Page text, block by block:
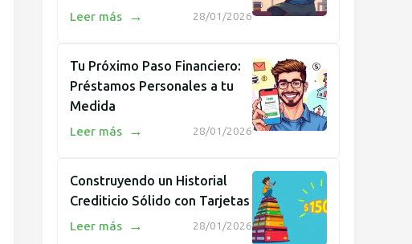
28/01/2026
Leer más →
Tu Próximo Paso Financiero:
Préstamos Personales a tu
Medida
28/01/2026
Leer más →
Construyendo un Historial
Crediticio Sólido con Tarjetas
28/01/2026
Leer más →